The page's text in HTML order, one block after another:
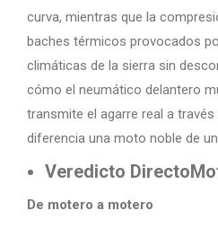
curva, mientras que la
baches térmicos provocados
climáticas de la sierra sin
cómo el neumático delantero
transmite el agarre real a
diferencia una moto noble de
Veredicto
De motero a motero